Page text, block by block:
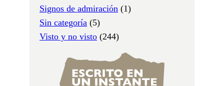
Signos de admiración (1)
Sin categoría (5)
Visto y no visto (244)